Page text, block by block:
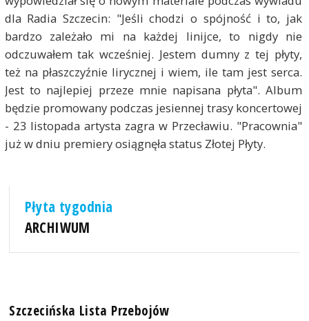
dla Radia Szczecin: "Jeśli chodzi o spójność i to, jak
bardzo zależało mi na każdej linijce, to nigdy nie
odczuwałem tak wcześniej. Jestem dumny z tej płyty,
też na płaszczyźnie lirycznej i wiem, ile tam jest serca.
Jest to najlepiej przeze mnie napisana płyta". Album
będzie promowany podczas jesiennej trasy koncertowej
- 23 listopada artysta zagra w Przecławiu. "Pracownia"
już w dniu premiery osiągnęła status Złotej Płyty.
Płyta tygodnia
ARCHIWUM
Szczecińska Lista Przebojów